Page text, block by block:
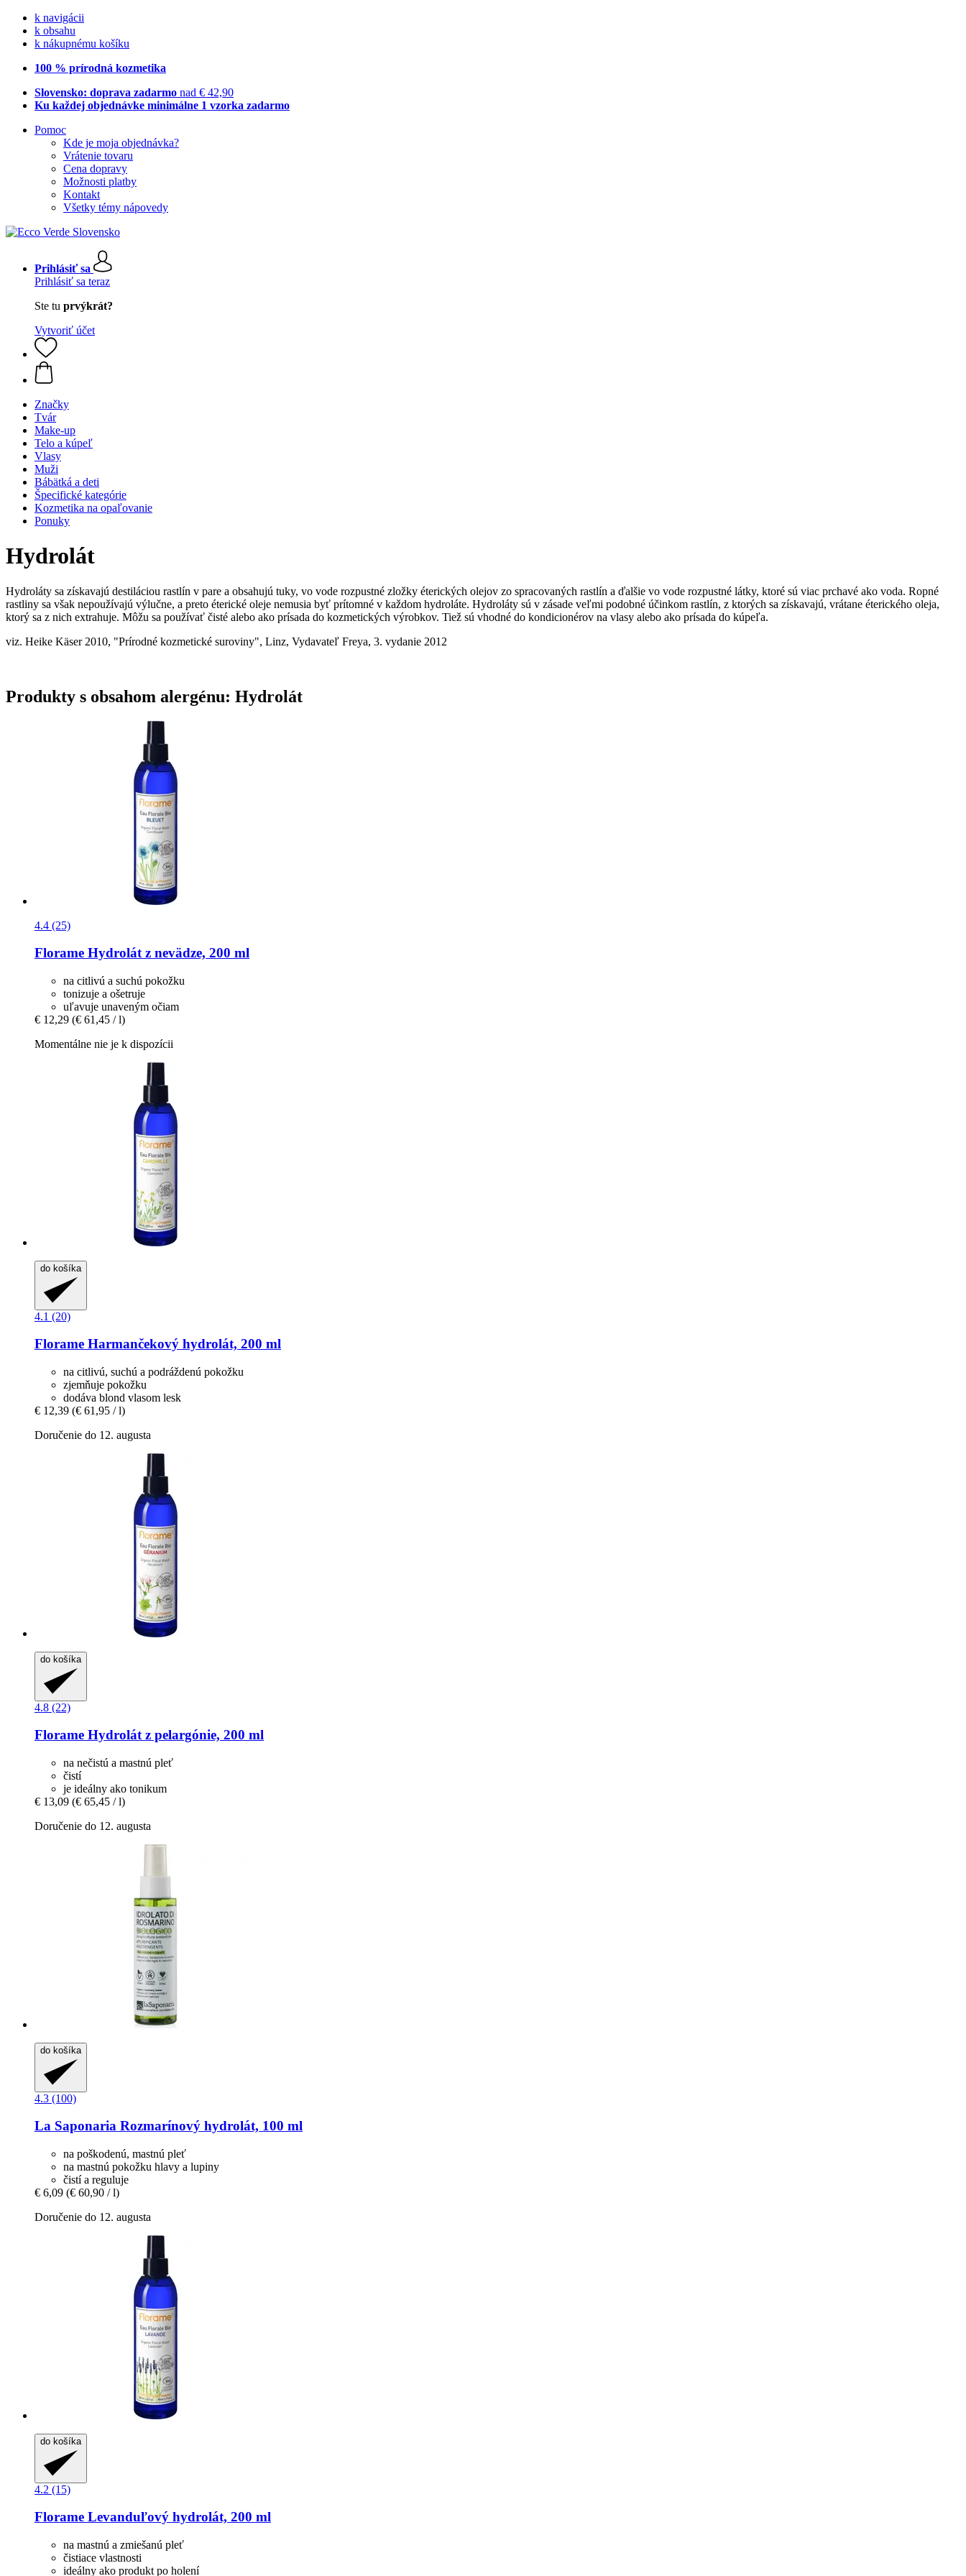
k navigácii
k obsahu
k nákupnému košíku
100 % prírodná kozmetika
Slovensko: doprava zadarmo nad € 42,90
Ku každej objednávke minimálne 1 vzorka zadarmo
Pomoc
Kde je moja objednávka?
Vrátenie tovaru
Cena dopravy
Možnosti platby
Kontakt
Všetky témy nápovedy
Prihlásiť sa
Prihlásiť sa teraz
Ste tu prvýkrát?
Vytvoriť účet
Značky
Tvár
Make-up
Telo a kúpeľ
Vlasy
Muži
Bábätká a deti
Špecifické kategórie
Kozmetika na opaľovanie
Ponuky
Hydrolát
Hydroláty sa získavajú destiláciou rastlín v pare a obsahujú tuky, vo vode rozpustné zložky éterických olejov zo spracovaných rastlín a ďalšie vo vode rozpustné látky, ktoré sú viac prchavé ako voda. Ropné
rastliny sa však nepoužívajú výlučne, a preto éterické oleje nemusia byť prítomné v každom hydroláte. Hydroláty sú v zásade veľmi podobné účinkom rastlín, z ktorých sa získavajú, vrátane éterického oleja,
ktorý sa z nich extrahuje. Môžu sa používať čisté alebo ako prísada do kozmetických výrobkov. Tiež sú vhodné do kondicionérov na vlasy alebo ako prísada do kúpeľa.
viz. Heike Käser 2010, "Prírodné kozmetické suroviny", Linz, Vydavateľ Freya, 3. vydanie 2012
Produkty s obsahom alergénu: Hydrolát
4.4 (25)
Florame Hydrolát z nevädze, 200 ml
na citlivú a suchú pokožku
tonizuje a ošetruje
uľavuje unaveným očiam
€ 12,29 (€ 61,45 / l)
Momentálne nie je k dispozícii
do košíka
4.1 (20)
Florame Harmančekový hydrolát, 200 ml
na citlivú, suchú a podráždenú pokožku
zjemňuje pokožku
dodáva blond vlasom lesk
€ 12,39 (€ 61,95 / l)
Doručenie do 12. augusta
do košíka
4.8 (22)
Florame Hydrolát z pelargónie, 200 ml
na nečistú a mastnú pleť
čistí
je ideálny ako tonikum
€ 13,09 (€ 65,45 / l)
Doručenie do 12. augusta
do košíka
4.3 (100)
La Saponaria Rozmarínový hydrolát, 100 ml
na poškodenú, mastnú pleť
na mastnú pokožku hlavy a lupiny
čistí a reguluje
€ 6,09 (€ 60,90 / l)
Doručenie do 12. augusta
do košíka
4.2 (15)
Florame Levanduľový hydrolát, 200 ml
na mastnú a zmiešanú pleť
čistiace vlastnosti
ideálny ako produkt po holení